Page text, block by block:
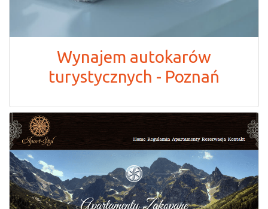
Wynajem autokarów
turystycznych - Poznań